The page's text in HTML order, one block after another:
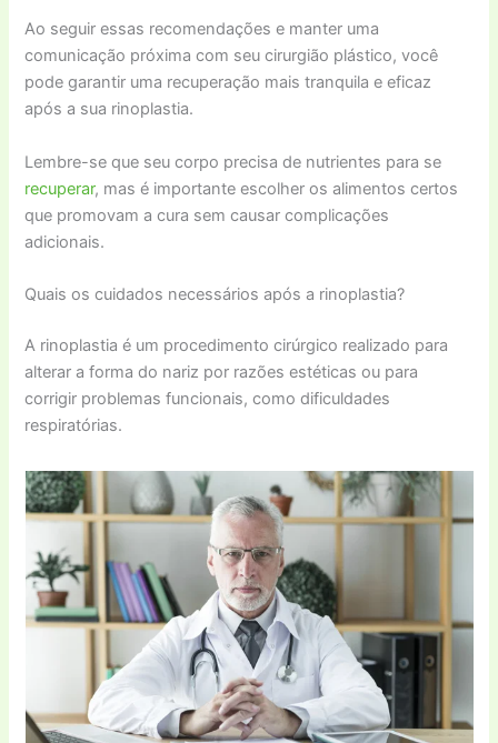
Ao seguir essas recomendações e manter uma
comunicação próxima com seu cirurgião plástico, você
pode garantir uma recuperação mais tranquila e eficaz
após a sua rinoplastia.
Lembre-se que seu corpo precisa de nutrientes para se
recuperar, mas é importante escolher os alimentos certos
que promovam a cura sem causar complicações
adicionais.
Quais os cuidados necessários após a rinoplastia?
A rinoplastia é um procedimento cirúrgico realizado para
alterar a forma do nariz por razões estéticas ou para
corrigir problemas funcionais, como dificuldades
respiratórias.